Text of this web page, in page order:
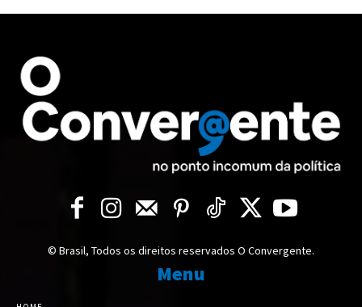
© Brasil, Todos os direitos reservados O Convergente.
Menu